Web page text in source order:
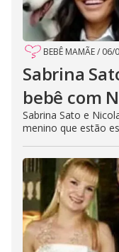
BEBÊ MAMÃE/ 06/
Sabrina
bebê com
Sabrina Sato e
menino que estão